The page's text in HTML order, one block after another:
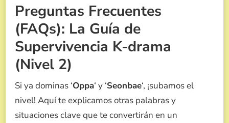
Preguntas Frecuentes
(FAQs): La Guía de
Supervivencia K-drama
(Nivel 2)
Si ya dominas ‘Oppa‘ y ‘Seonbae‘, ¡subamos el
nivel! Aquí te explicamos otras palabras y
situaciones clave que te convertirán en un